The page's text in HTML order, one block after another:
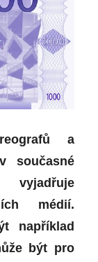
a
současné
médií.
například
být pro